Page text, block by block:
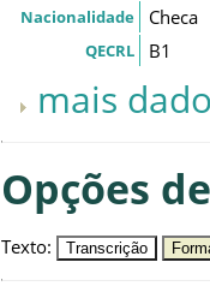
Nacionalidade Checa
QECRL B1
mais
Opções
Texto: Transcrição